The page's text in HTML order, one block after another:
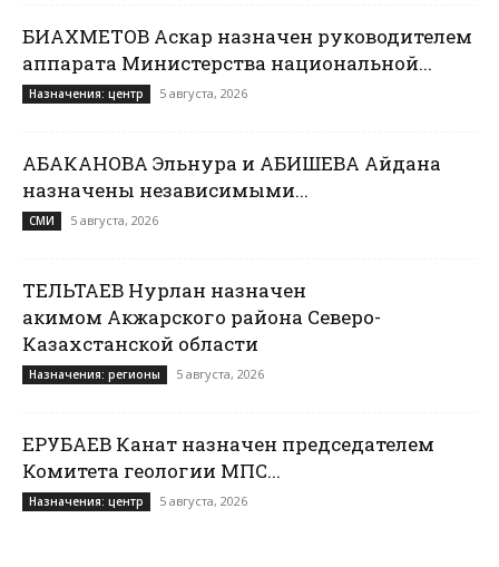
БИАХМЕТОВ Аскар назначен руководителем
аппарата Министерства национальной...
Назначения: центр 5 августа, 2026
АБАКАНОВА Эльнура и АБИШЕВА Айдана
назначены независимыми...
СМИ 5 августа, 2026
ТЕЛЬТАЕВ Нурлан назначен
акимом Акжарского района Северо-
Казахстанской области
Назначения: регионы 5 августа, 2026
ЕРУБАЕВ Канат назначен председателем
Комитета геологии МПС...
Назначения: центр 5 августа, 2026